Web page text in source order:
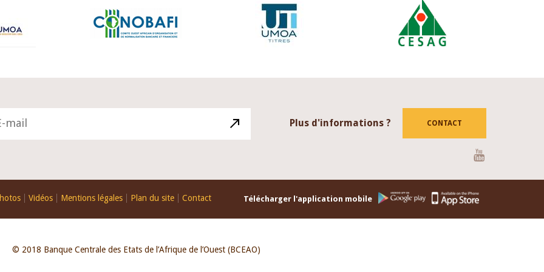
Plus d'informations ? CONTACT
Vidéos Mentions légales Plan du site Contact Télécharger l'application mobile
© 2018 Banque Centrale des Etats de l’Afrique de l’Ouest (BCEAO)